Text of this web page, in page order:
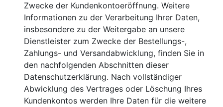
Zwecke der Kundenkontoeröffnung. Weitere
Informationen zu der Verarbeitung Ihrer Daten,
insbesondere zu der Weitergabe an unsere
Dienstleister zum Zwecke der Bestellungs-,
Zahlungs- und Versandabwicklung, finden Sie in
den nachfolgenden Abschnitten dieser
Datenschutzerklärung. Nach vollständiger
Abwicklung des Vertrages oder Löschung Ihres
Kundenkontos werden Ihre Daten für die weitere